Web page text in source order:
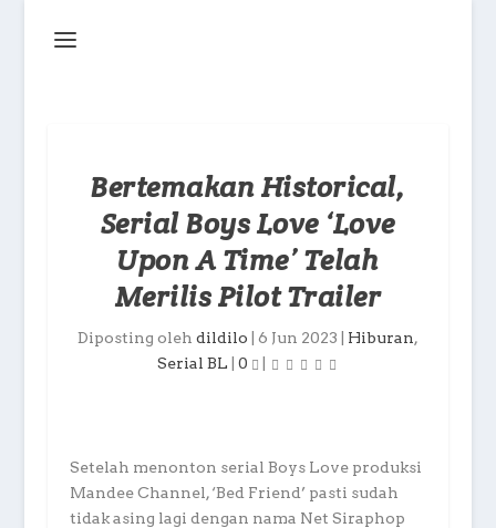
Bertemakan Historical,
Serial Boys Love ‘Love
Upon A Time’ Telah
Merilis Pilot Trailer
Diposting oleh dildilo 6 Jun 2023 Hiburan,
Serial BL |0
Setelah menonton serial Boys Love produksi
Mandee Channel, ‘Bed Friend’ pasti sudah
tidak asing lagi dengan nama Net Siraphop